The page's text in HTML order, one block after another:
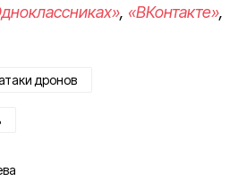
, «ВКонтакте»,
дронов